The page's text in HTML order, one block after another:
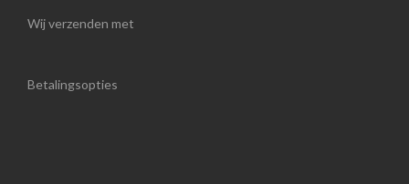
Wij verzenden met
Betalingsopties